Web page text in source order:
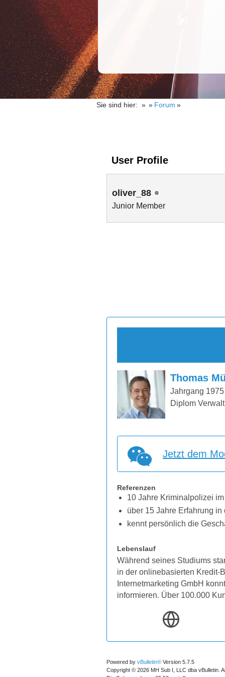
Sie sind hier: Forum
User Profile
oliver_88
Junior Member
Thomas
Jahrgang 1975
Diplom
Jetzt dem
Referenzen
10 Jahre Kriminalpolizei
über 15 Jahre Erfahrung
kennt persönlich die
Lebenslauf
Während seines Studiums
in der onlinebasierten Kredit-
Internetmarketing GmbH
informieren. Über 100.000
Powered by vBulletin® Version 5.7.5
Copyright © 2026 MH Sub I, LLC dba vBulletin.